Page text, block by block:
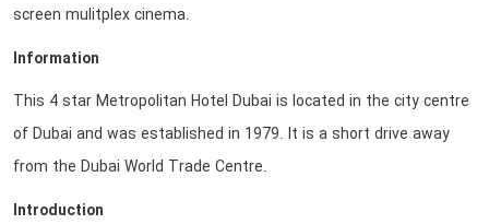
screen mulitplex cinema.
Information
This 4 star Metropolitan Hotel Dubai is located in the city centre
of Dubai and was established in 1979. It is a short drive away
from the Dubai World Trade Centre.
Introduction